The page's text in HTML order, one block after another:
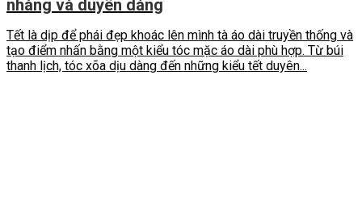
nhàng và duyên dáng
Tết là dịp để phái đẹp khoác lên mình tà áo dài truyền thống và
tạo điểm nhấn bằng một kiểu tóc mặc áo dài phù hợp. Từ búi
thanh lịch, tóc xõa dịu dàng đến những kiểu tết duyên...